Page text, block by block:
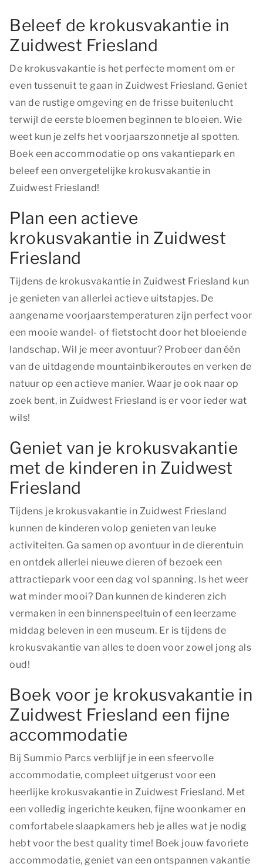
Beleef de krokusvakantie in
Zuidwest Friesland
De krokusvakantie is het perfecte moment om er
even tussenuit te gaan in Zuidwest Friesland. Geniet
van de rustige omgeving en de frisse buitenlucht
terwijl de eerste bloemen beginnen te bloeien. Wie
weet kun je zelfs het voorjaarszonnetje al spotten.
Boek een accommodatie op ons vakantiepark en
beleef een onvergetelijke krokusvakantie in
Zuidwest Friesland!
Plan een actieve
krokusvakantie in Zuidwest
Friesland
Tijdens de krokusvakantie in Zuidwest Friesland kun
je genieten van allerlei actieve uitstapjes. De
aangename voorjaarstemperaturen zijn perfect voor
een mooie wandel- of fietstocht door het bloeiende
landschap. Wil je meer avontuur? Probeer dan één
van de uitdagende mountainbikeroutes en verken de
natuur op een actieve manier. Waar je ook naar op
zoek bent, in Zuidwest Friesland is er voor ieder wat
wils!
Geniet van je krokusvakantie
met de kinderen in Zuidwest
Friesland
Tijdens je krokusvakantie in Zuidwest Friesland
kunnen de kinderen volop genieten van leuke
activiteiten. Ga samen op avontuur in de dierentuin
en ontdek allerlei nieuwe dieren of bezoek een
attractiepark voor een dag vol spanning. Is het weer
wat minder mooi? Dan kunnen de kinderen zich
vermaken in een binnenspeeltuin of een leerzame
middag beleven in een museum. Er is tijdens de
krokusvakantie van alles te doen voor zowel jong als
oud!
Boek voor je krokusvakantie in
Zuidwest Friesland een fijne
accommodatie
Bij Summio Parcs verblijf je in een sfeervolle
accommodatie, compleet uitgerust voor een
heerlijke krokusvakantie in Zuidwest Friesland. Met
een volledig ingerichte keuken, fijne woonkamer en
comfortabele slaapkamers heb je alles wat je nodig
hebt voor the best quality time! Boek jouw favoriete
accommodatie, geniet van een ontspannen vakantie